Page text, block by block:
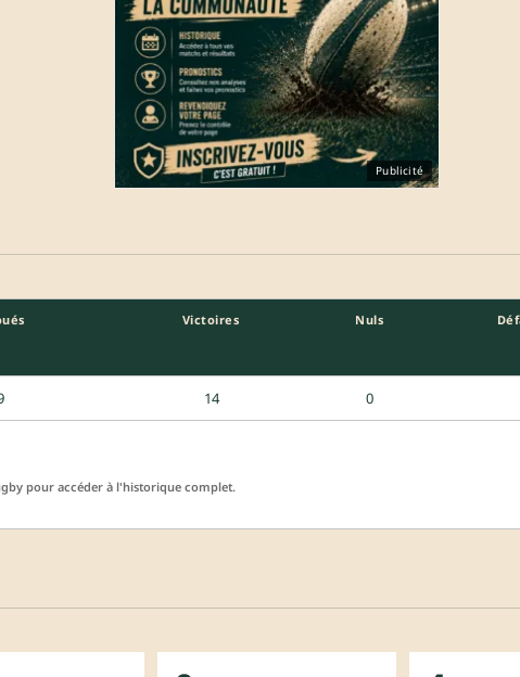
Publicité
Victoires Nuls
14 0
pour accéder à l'historique complet.